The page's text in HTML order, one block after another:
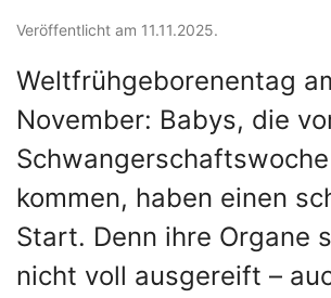
Veröffentlicht am 11.11.2025.
Weltfrühgeborenentag
November: Babys, die
kommen, haben einen
Start. Denn ihre Organe
nicht voll ausgereift –